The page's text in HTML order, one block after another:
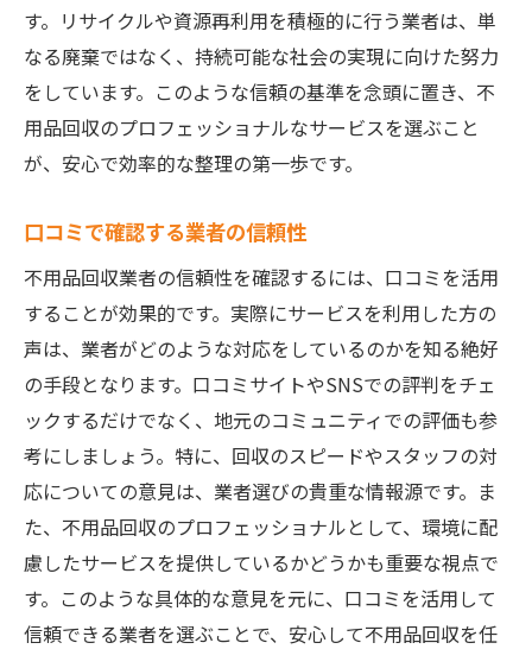
サービスの柔軟性を評価
アフターサービスの重要性
リサイクルと再利用に積極的な業者を選ぶ理由
環境への配慮が求められる背景
業者の選択が環境保護に与える影響
再利用可能資源の活用法
選択がもたらす地域社会への貢献
リサイクル率を高めるための工夫
持続可能な生活スタイルの提案
環境に優しい不用品回収がもたらすメリット
環境保護と経済的利益の両立
家庭から始めるエコ活動
不用品の再価値化の可能性
廃棄物削減による社会貢献
エコ意識の向上とその効果
持続可能な未来を築くために
す。リサイクルや資源再利用を積極的に行う業者は、単
なる廃棄ではなく、持続可能な社会の実現に向けた努力
をしています。このような信頼の基準を念頭に置き、不
用品回収のプロフェッショナルなサービスを選ぶこと
が、安心で効率的な整理の第一歩です。
口コミで確認する業者の信頼性
不用品回収業者の信頼性を確認するには、口コミを活用
することが効果的です。実際にサービスを利用した方の
声は、業者がどのような対応をしているのかを知る絶好
の手段となります。口コミサイトやSNSでの評判をチェ
ックするだけでなく、地元のコミュニティでの評価も参
考にしましょう。特に、回収のスピードやスタッフの対
応についての意見は、業者選びの貴重な情報源です。ま
た、不用品回収のプロフェッショナルとして、環境に配
慮したサービスを提供しているかどうかも重要な視点で
す。このような具体的な意見を元に、口コミを活用して
信頼できる業者を選ぶことで、安心して不用品回収を任